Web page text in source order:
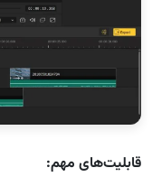
قابلیت‌های مهم: